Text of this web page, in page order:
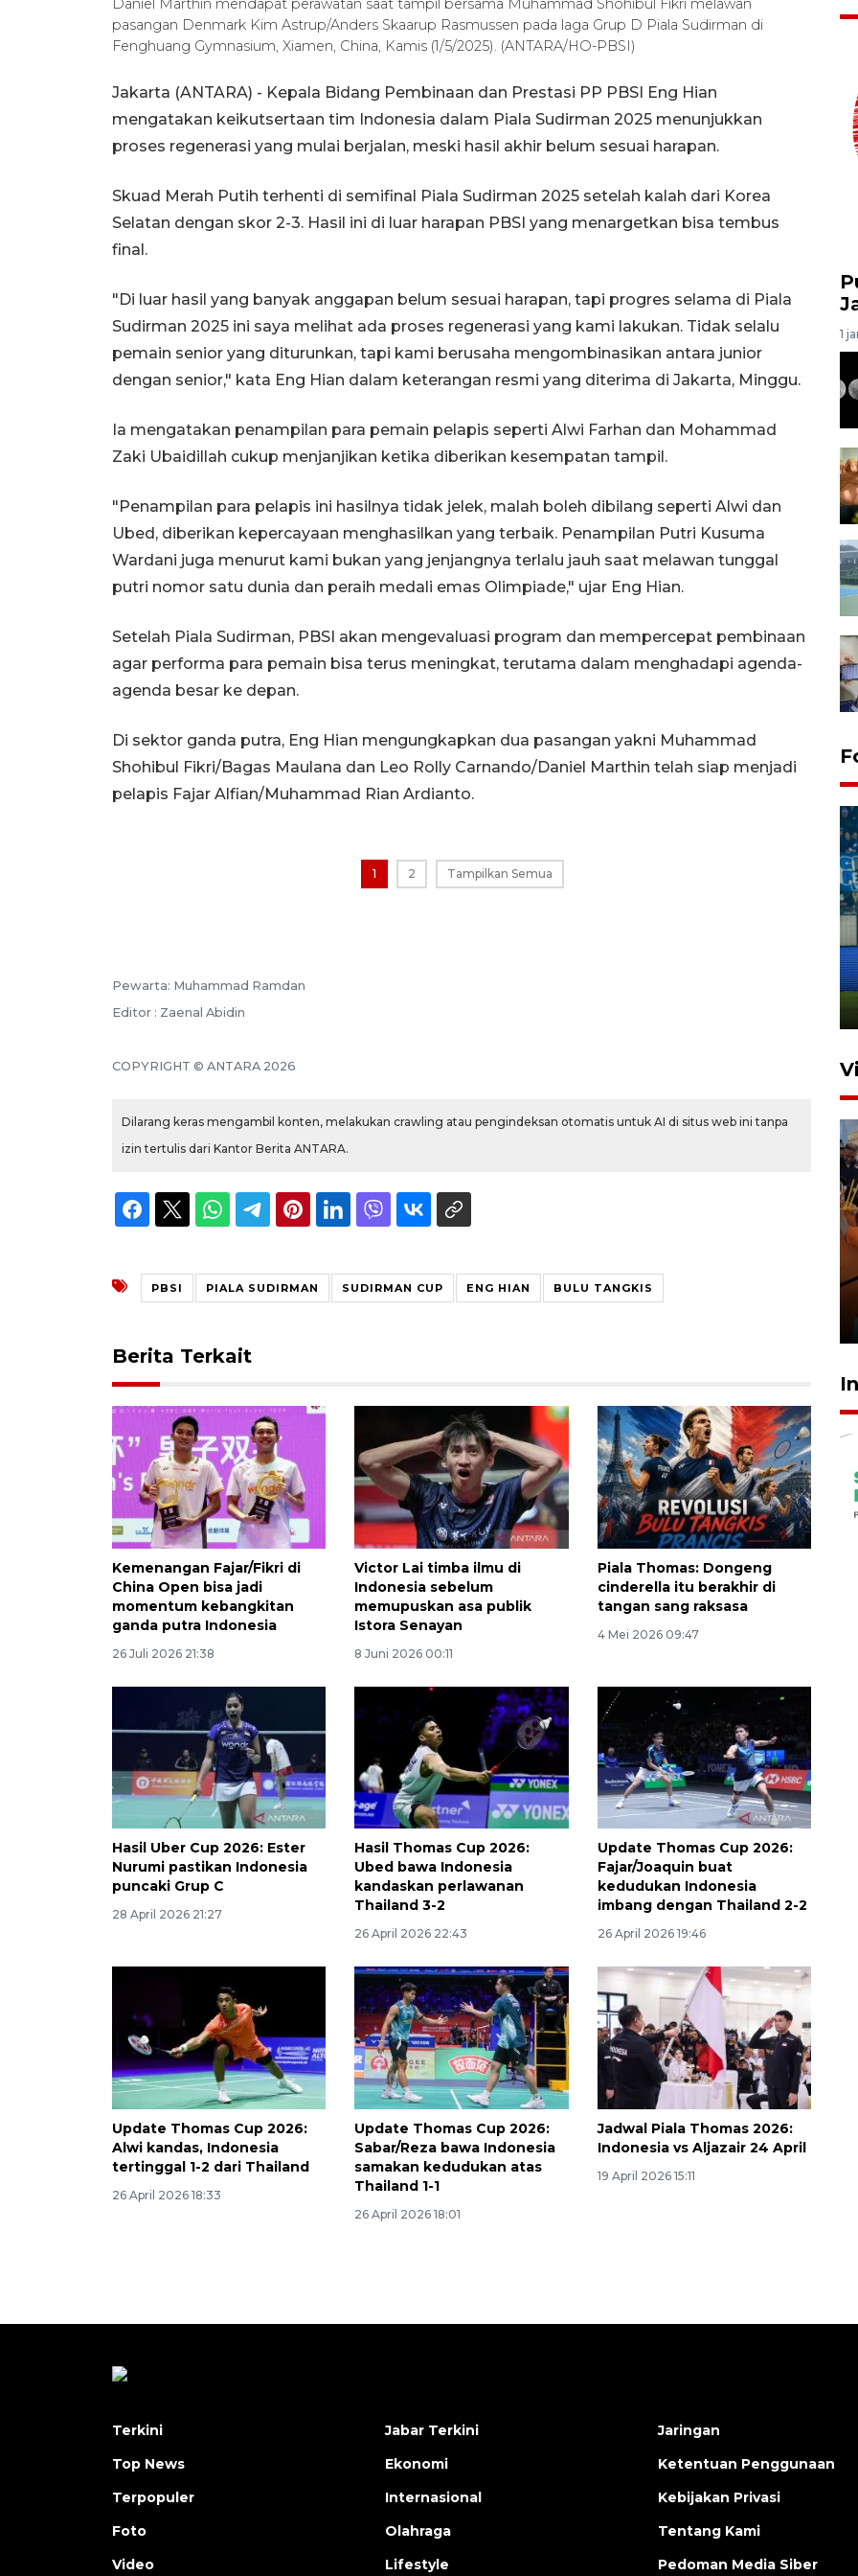
Daniel Marthin mendapat perawatan saat tampil bersama Muhammad Shohibul Fikri melawan
pasangan Denmark Kim Astrup/Anders Skaarup Rasmussen pada laga Grup D Piala Sudirman di
Fenghuang Gymnasium, Xiamen, China, Kamis (1/5/2025). (ANTARA/HO-PBSI)
Jakarta (ANTARA) - Kepala Bidang Pembinaan dan Prestasi PP PBSI Eng Hian
mengatakan keikutsertaan tim Indonesia dalam Piala Sudirman 2025 menunjukkan
proses regenerasi yang mulai berjalan, meski hasil akhir belum sesuai harapan.
Skuad Merah Putih terhenti di semifinal Piala Sudirman 2025 setelah kalah dari Korea
Selatan dengan skor 2-3. Hasil ini di luar harapan PBSI yang menargetkan bisa tembus
final.
"Di luar hasil yang banyak anggapan belum sesuai harapan, tapi progres selama di Piala
Sudirman 2025 ini saya melihat ada proses regenerasi yang kami lakukan. Tidak selalu
pemain senior yang diturunkan, tapi kami berusaha mengombinasikan antara junior
dengan senior," kata Eng Hian dalam keterangan resmi yang diterima di Jakarta, Minggu.
Ia mengatakan penampilan para pemain pelapis seperti Alwi Farhan dan Mohammad
Zaki Ubaidillah cukup menjanjikan ketika diberikan kesempatan tampil.
"Penampilan para pelapis ini hasilnya tidak jelek, malah boleh dibilang seperti Alwi dan
Ubed, diberikan kepercayaan menghasilkan yang terbaik. Penampilan Putri Kusuma
Wardani juga menurut kami bukan yang jenjangnya terlalu jauh saat melawan tunggal
putri nomor satu dunia dan peraih medali emas Olimpiade," ujar Eng Hian.
Setelah Piala Sudirman, PBSI akan mengevaluasi program dan mempercepat pembinaan
agar performa para pemain bisa terus meningkat, terutama dalam menghadapi agenda-
agenda besar ke depan.
Di sektor ganda putra, Eng Hian mengungkapkan dua pasangan yakni Muhammad
Shohibul Fikri/Bagas Maulana dan Leo Rolly Carnando/Daniel Marthin telah siap menjadi
pelapis Fajar Alfian/Muhammad Rian Ardianto.
1 2 Tampilkan Semua
Pewarta: Muhammad Ramdan
Editor : Zaenal Abidin
COPYRIGHT © ANTARA 2026
Dilarang keras mengambil konten, melakukan crawling atau pengindeksan otomatis untuk AI di situs web ini tanpa
izin tertulis dari Kantor Berita ANTARA.
PBSI PIALA SUDIRMAN SUDIRMAN CUP ENG HIAN BULU TANGKIS
Berita Terkait
Kemenangan Fajar/Fikri di
China Open bisa jadi
momentum kebangkitan
ganda putra Indonesia
26 Juli 2026 21:38
Victor Lai timba ilmu di
Indonesia sebelum
memupuskan asa publik
Istora Senayan
8 Juni 2026 00:11
Piala Thomas: Dongeng
cinderella itu berakhir di
tangan sang raksasa
4 Mei 2026 09:47
Hasil Uber Cup 2026: Ester
Nurumi pastikan Indonesia
puncaki Grup C
28 April 2026 21:27
Hasil Thomas Cup 2026:
Ubed bawa Indonesia
kandaskan perlawanan
Thailand 3-2
26 April 2026 22:43
Update Thomas Cup 2026:
Fajar/Joaquin buat
kedudukan Indonesia
imbang dengan Thailand 2-2
26 April 2026 19:46
Update Thomas Cup 2026:
Alwi kandas, Indonesia
tertinggal 1-2 dari Thailand
26 April 2026 18:33
Update Thomas Cup 2026:
Sabar/Reza bawa Indonesia
samakan kedudukan atas
Thailand 1-1
26 April 2026 18:01
Jadwal Piala Thomas 2026:
Indonesia vs Aljazair 24 April
19 April 2026 15:11
1
amankan tiket semifinal Piala
Presiden
Awas penipuan berbasis AI
2026-08-07 13:45:00
Terkini
Top News
Terpopuler
Foto
Video
Jabar Terkini
Ekonomi
Internasional
Olahraga
Lifestyle
Jaringan
Ketentuan Penggunaan
Kebijakan Privasi
Tentang Kami
Pedoman Media Siber